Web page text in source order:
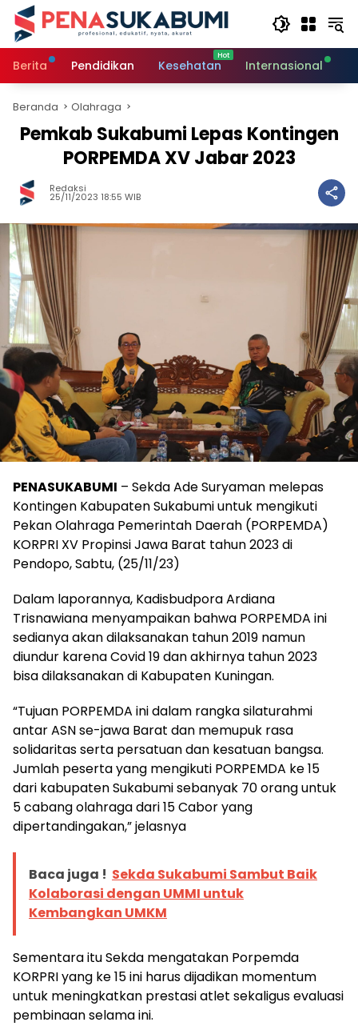
Langsung
konten
Berita
Pendidikan Kesehatan Internasional
Beranda Olahraga
Pemkab Sukabumi Lepas Kontingen
PORPEMDA XV Jabar 2023
Redaksi
25/11/2023 18:55 WIB
PENASUKABUMI – Sekda Ade Suryaman melepas
Kontingen Kabupaten Sukabumi untuk mengikuti
Pekan Olahraga Pemerintah Daerah (PORPEMDA)
KORPRI XV Propinsi Jawa Barat tahun 2023 di
Pendopo, Sabtu, (25/11/23)
Dalam laporannya, Kadisbudpora Ardiana
Trisnawiana menyampaikan bahwa PORPEMDA ini
sedianya akan dilaksanakan tahun 2019 namun
diundur karena Covid 19 dan akhirnya tahun 2023
bisa dilaksanakan di Kabupaten Kuningan.
“Tujuan PORPEMDA ini dalam rangka silaturahmi
antar ASN se-jawa Barat dan memupuk rasa
solidaritas serta persatuan dan kesatuan bangsa.
Jumlah peserta yang mengikuti PORPEMDA ke 15
dari kabupaten Sukabumi sebanyak 70 orang untuk
5 cabang olahraga dari 15 Cabor yang
dipertandingakan,” jelasnya
Baca juga ! Sekda Sukabumi Sambut Baik
Kolaborasi dengan UMMI untuk
Kembangkan UMKM
Sementara itu Sekda mengatakan Porpemda
KORPRI yang ke 15 ini harus dijadikan momentum
untuk meningkatkan prestasi atlet sekaligus evaluasi
pembinaan selama ini.